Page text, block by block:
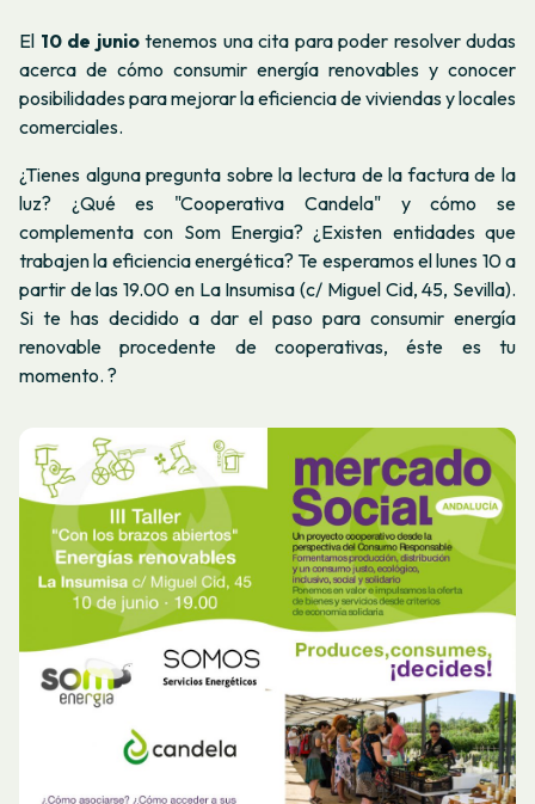
El 10 de juniotenemos una cita para poder resolver dudas
acerca de cómo consumir energía renovables y conocer
posibilidades para mejorar la eficiencia de viviendas y locales
comerciales.
¿Tienes alguna pregunta sobre la lectura de la factura de la
luz? ¿Qué es "Cooperativa Candela" y cómo se
complementa con Som Energia? ¿Existen entidades que
trabajen la eficiencia energética? Te esperamos el lunes 10 a
partir de las 19.00 en La Insumisa (c/ Miguel Cid, 45, Sevilla).
Si te has decidido a dar el paso para consumir energía
renovable procedente de cooperativas, éste es tu
momento. ?